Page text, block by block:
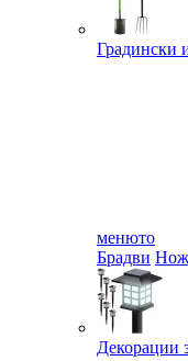
Градински
менюто
Брадви
Декорации